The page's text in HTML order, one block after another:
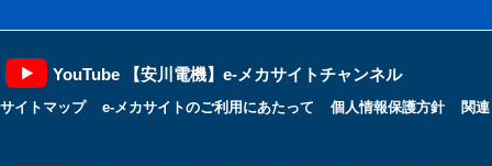
YouTube 【安川電機】e-メカサイトチャンネル
サイトマップ e-メカサイトのご利用にあたって 個人情報保護方針 関